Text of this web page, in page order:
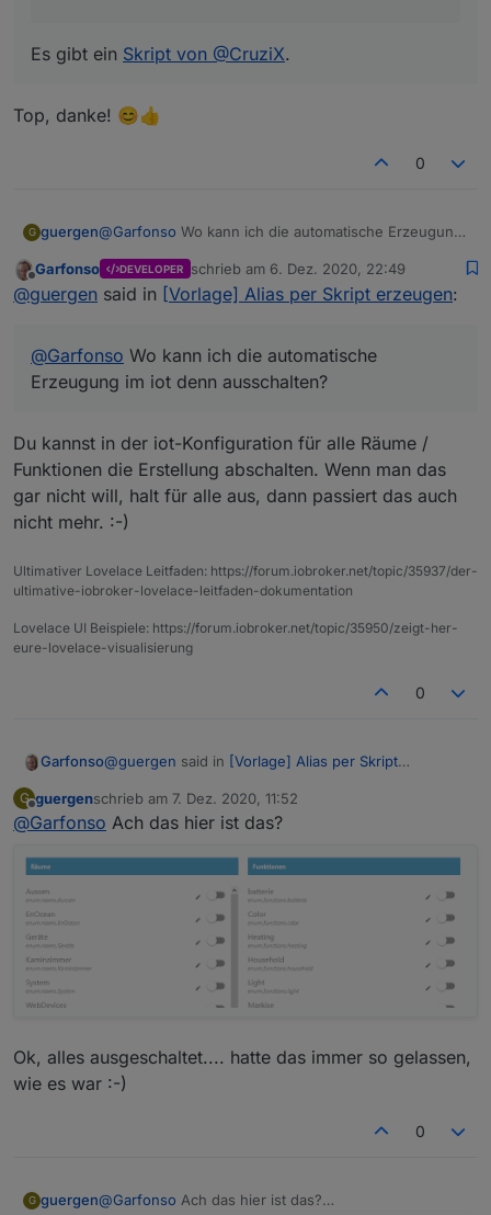
Es gibt ein Skript von @CruziX.
Top, danke! 😊👍
0
G guergen@Garfonso Wo kann ich die automatische Erzeugung
Garfonso DEVELOPER schrieb am 6. Dez. 2020, 22:49
zuletzt editiert von
@guergen said in [Vorlage] Alias per Skript erzeugen:
@Garfonso Wo kann ich die automatische
Erzeugung im iot denn ausschalten?
Du kannst in der iot-Konfiguration für alle Räume /
Funktionen die Erstellung abschalten. Wenn man das
gar nicht will, halt für alle aus, dann passiert das auch
nicht mehr. :-)
Ultimativer Lovelace Leitfaden: https://forum.iobroker.net/topic/35937/der-
ultimative-iobroker-lovelace-leitfaden-dokumentation
Lovelace UI Beispiele: https://forum.iobroker.net/topic/35950/zeigt-her-
eure-lovelace-visualisierung
0
Garfonso@guergen said in [Vorlage] Alias per Skript
@GarfonsoWo kann ich die automatische
Du kannst in der iot-Konfiguration für alle Räume /
Funktionen die Erstellung abschalten. Wenn man das
gar nicht will, halt für alle aus, dann passiert das
auch nicht mehr. :-)
G
Offline
guergenschrieb am 7. Dez. 2020, 11:52
zuletzt editiert von
@Garfonso Ach das hier ist das?
Ok, alles ausgeschaltet.... hatte das immer so gelassen,
wie es war :-)
0
G guergen@Garfonso Ach das hier ist das?